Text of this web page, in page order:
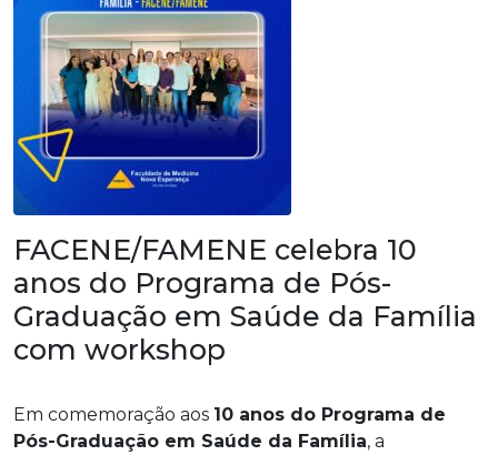
FACENE/FAMENE celebra 10
anos do Programa de Pós-
Graduação em Saúde da Família
com workshop
Em comemoração aos 10 anos do Programa de
Pós-Graduação em Saúde da Família, a